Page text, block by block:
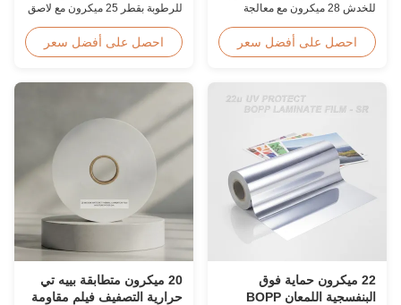
للخدش 28 ميكرون مع معالجة
صلابة قلم رصاص ≥3H، مصمم
احصل على أفضل سعر
للرطوبة بقطر 25 ميكرون مع لاصق
امتصاص للرطوبة بنسبة ≥2%،
متوافق مع إدارة الغذاء والدواء
للأغذية، مثالي لكرتون الطعام
وصناديق الأطعمة المجمدة.
احصل على أفضل سعر
22 ميكرون حماية فوق
البنفسجية اللمعان BOPP
20 ميكرون متطابقة بييه تي
حرارية التصفيف فيلم مقاومة